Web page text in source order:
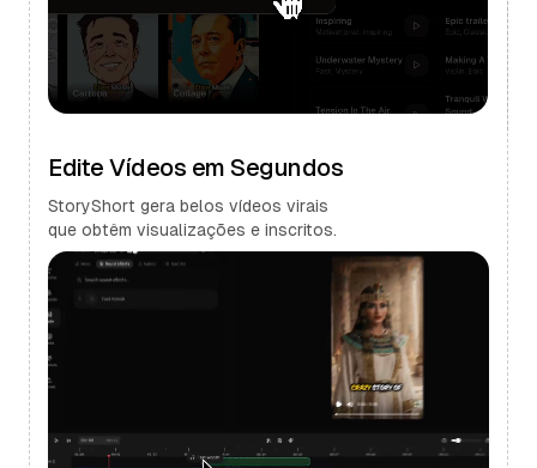
Edite Vídeos em Segundos
StoryShort gera belos vídeos virais
que obtêm visualizações e inscritos.